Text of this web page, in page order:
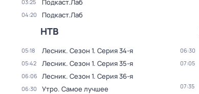
03:25 Подкаст.Лаб
04:20 Подкаст.Лаб
НТВ
05:18 Лесник. Сезон 1. Серия 34-я
05:42 Лесник. Сезон 1. Серия 35-я
06:06 Лесник. Сезон 1. Серия 36-я
06:30 Утро. Самое лучшее
06:30
07:05
07:35